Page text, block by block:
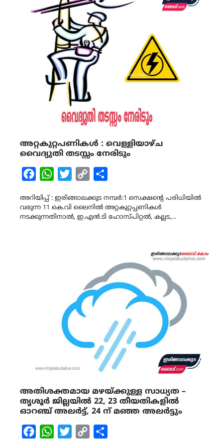
അറ്റകുറ്റപണികൾ : വെള്ളിയാഴ്ച
വൈദ്യുതി തടസ്സം നേരിടും
FacebookWhatsAppTwitterCopy
അറിയിപ്പ് : ഇരിങ്ങാലക്കുട നമ്പർ:1 സെക്ഷന്റെ പരിധിയിൽ
വരുന്ന 11 കെ.വി ലൈനിൽ അറ്റകുറ്റപ്പണികൾ
നടക്കുന്നതിനാൽ, ഇ.എൻ.ടി ഹോസ്പിറ്റൽ, കല്ലട,…
അതിശക്തമായ മഴയ്ക്കുള്ള സാധ്യത –
തൃശൂർ ജില്ലയിൽ 22, 23 തീയതികളിൽ
ഓറഞ്ച് അലർട്ട്, 24 ന് മഞ്ഞ അലർട്ടും
FacebookWhatsAppTwitterCopy